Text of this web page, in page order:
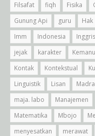
Filsafat
fiqh Fisika
Gunung Api
guru Hak
Imm
Indonesia Inggris
jejak
karakter
Kontak
Kontekstual
Linguistik
Lisan
maja. labo
Manajemen
Matematika
Mbojo
menyesatkan
merawat